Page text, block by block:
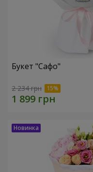
Букет "Сафо"
2 234 грн